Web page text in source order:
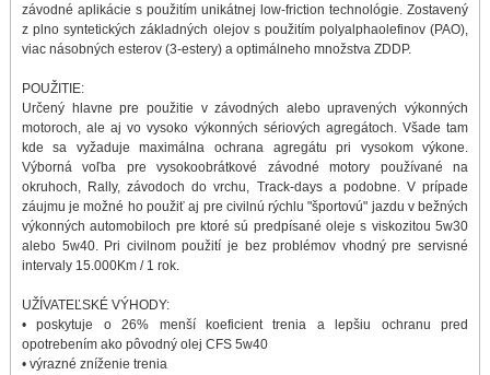
závodné aplikácie s použitím unikátnej low-friction technológie. Zostavený
z plno syntetických základných olejov s použitím polyalphaolefinov (PAO),
viac násobných esterov (3-estery) a optimálneho množstva ZDDP.
POUŽITIE:
Určený hlavne pre použitie v závodných alebo upravených výkonných
motoroch, ale aj vo vysoko výkonných sériových agregátoch. Všade tam
kde sa vyžaduje maximálna ochrana agregátu pri vysokom výkone.
Výborná voľba pre vysokoobrátkové závodné motory používané na
okruhoch, Rally, závodoch do vrchu, Track-days a podobne. V prípade
záujmu je možné ho použiť aj pre civilnú rýchlu "športovú" jazdu v bežných
výkonných automobiloch pre ktoré sú predpísané oleje s viskozitou 5w30
alebo 5w40. Pri civilnom použití je bez problémov vhodný pre servisné
intervaly 15.000Km / 1 rok.
UŽÍVATEĽSKÉ VÝHODY:
• poskytuje o 26% menší koeficient trenia a lepšiu ochranu pred
opotrebením ako pôvodný olej CFS 5w40
• výrazné zníženie trenia